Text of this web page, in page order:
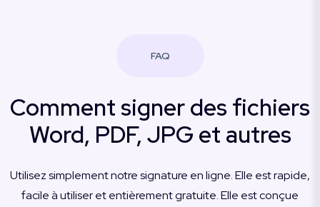
FAQ
Comment signer des fichiers
Word, PDF, JPG et autres
Utilisez simplement notre signature en ligne. Elle est rapide,
facile à utiliser et entièrement gratuite. Elle est conçue